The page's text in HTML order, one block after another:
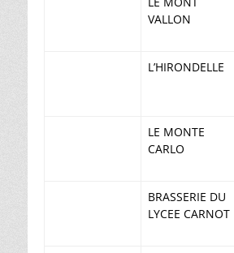
VALLON
L’HIRONDELLE
LE MONTE
CARLO
BRASSERIE DU
LYCEE CARNOT